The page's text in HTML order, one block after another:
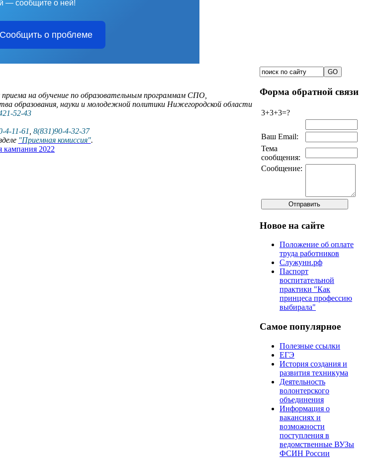
— сообщите о ней!
Сообщить о проблеме
на обучение по образовательным программам СПО,
образования, науки и молодежной политики Нижегородской области
52-43
4-11-61, 8(831)90-4-32-37
"Приемная комиссия".
кампания 2022
Форма обратной связи
3+3+3=?
Ваш Email:
Тема
сообщения:
Сообщение:
Новое на сайте
Положение об оплате
труда работников
Служунн.рф
Паспорт
воспитательной
практики "Как
принцеса профессию
выбирала"
Самое популярное
Полезные ссылки
ЕГЭ
История создания и
развития техникума
Деятельность
волонтерского
объединения
Информация о
вакансиях и
возможности
поступления в
ведомственные ВУЗы
ФСИН России